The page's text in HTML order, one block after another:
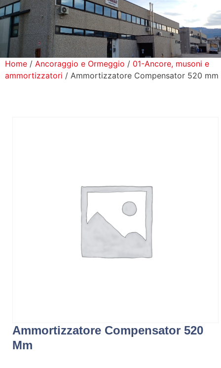
Prodotti
Home / Ancoraggio e Ormeggio / 01-Ancore, musoni e
ammortizzatori / Ammortizzatore Compensator 520 mm
Ammortizzatore Compensator 520
Mm